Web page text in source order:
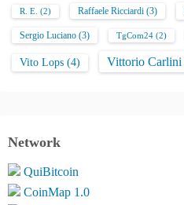
R. E. (2) Raffaele Ricciardi (3)
Sergio Luciano (3) TgCom24 (2)
Vito Lops (4) Vittorio Carlini
Network
QuiBitcoin
CoinMap 1.0